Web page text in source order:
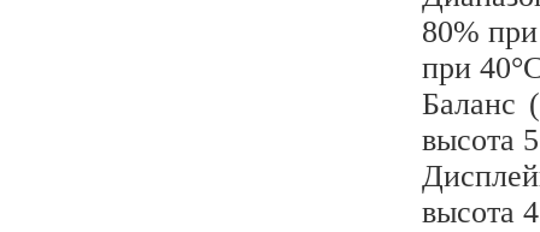
80%
при
Баланс
высота
высота